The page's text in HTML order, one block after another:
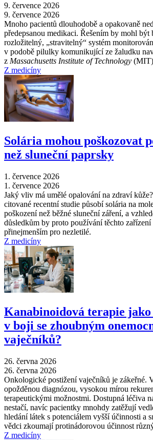
9. července 2026
9. července 2026
Mnoho pacientů dlouhodobě a opakovaně
předepsanou medikaci. Řešením by mohl
rozložitelný, „stravitelný“ systém
v podobě pilulky komunikující ze žaludku
z Massachusetts Institute of Technology
Z medicíny
Solária mohou poškozovat
než sluneční paprsky
1. července 2026
1. července 2026
Jaký vliv má umělé opalování na zdraví
citované recentní studie působí solária na
poškození než běžné sluneční záření, a
důsledkům by proto používání těchto
přinejmenším pro nezletilé.
Z medicíny
Kanabinoidová terapie jako
v boji se zhoubným
vaječníků?
26. června 2026
26. června 2026
Onkologické postižení vaječníků je zákeřné.
opožděnou diagnózou, vysokou mírou
terapeutickými možnostmi. Dostupná léčiva
nestačí, navíc pacientky mnohdy zatěžují
hledání látek s potenciálem vyšší účinnosti a
vědci zkoumají protinádorovou účinnost
Z medicíny